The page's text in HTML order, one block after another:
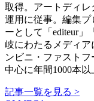
取得。アートディ
運用に従事。編集
ーとして「editeur」
岐にわたるメディア
ンビニ・ファスト
中心に年間1000本以
記事一覧を見る >